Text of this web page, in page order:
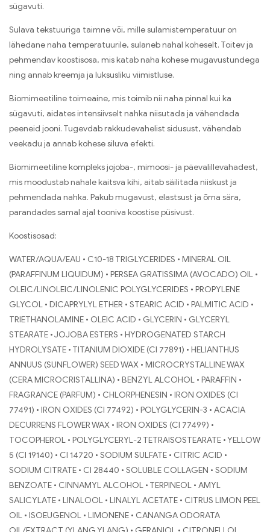
sügavuti.
Sulava tekstuuriga taimne või, mille sulamistemperatuur on
lähedane naha temperatuurile, sulaneb nahal koheselt. Toitev ja
pehmendav koostisosa, mis katab naha kohese mugavustundega
ning annab kreemja ja luksusliku viimistluse.
Biomimeetiline toimeaine, mis toimib nii naha pinnal kui ka
sügavuti, aidates intensiivselt nahka niisutada ja vähendada
peeneid jooni. Tugevdab rakkudevahelist sidusust, vähendab
veekadu ja annab kohese siluva efekti.
Biomimeetiline kompleks jojoba-, mimoosi- ja päevalillevahadest,
mis moodustab nahale kaitsva kihi, aitab säilitada niiskust ja
pehmendada nahka. Pakub mugavust, elastsust ja õrna sära,
parandades samal ajal tooniva koostise püsivust.
Koostisosad:
WATER/AQUA/EAU • C10-18 TRIGLYCERIDES • MINERAL OIL
(PARAFFINUM LIQUIDUM) • PERSEA GRATISSIMA (AVOCADO) OIL •
OLEIC/LINOLEIC/LINOLENIC POLYGLYCERIDES • PROPYLENE
GLYCOL • DICAPRYLYL ETHER • STEARIC ACID • PALMITIC ACID •
TRIETHANOLAMINE • OLEIC ACID • GLYCERIN • GLYCERYL
STEARATE • JOJOBA ESTERS • HYDROGENATED STARCH
HYDROLYSATE • TITANIUM DIOXIDE (CI 77891) • HELIANTHUS
ANNUUS (SUNFLOWER) SEED WAX • MICROCRYSTALLINE WAX
(CERA MICROCRISTALLINA) • BENZYL ALCOHOL • PARAFFIN •
FRAGRANCE (PARFUM) • CHLORPHENESIN • IRON OXIDES (CI
77491) • IRON OXIDES (CI 77492) • POLYGLYCERIN-3 • ACACIA
DECURRENS FLOWER WAX • IRON OXIDES (CI 77499) •
TOCOPHEROL • POLYGLYCERYL-2 TETRAISOSTEARATE • YELLOW
5 (CI 19140) • CI 14720 • SODIUM SULFATE • CITRIC ACID •
SODIUM CITRATE • CI 28440 • SOLUBLE COLLAGEN • SODIUM
BENZOATE • CINNAMYL ALCOHOL • TERPINEOL • AMYL
SALICYLATE • LINALOOL • LINALYL ACETATE • CITRUS LIMON PEEL
OIL • ISOEUGENOL • LIMONENE • CANANGA ODORATA